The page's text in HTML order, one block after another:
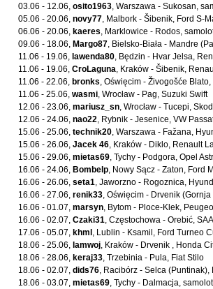
03.06 - 12.06,osito1963 , Warszawa - Sukosan,
05.06 - 20.06,novy77 , Malbork - Šibenik, Ford S-
06.06 - 20.06,kaeres , Marklowice - Rodos,
09.06 - 18.06,Margo87 , Bielsko-Biała - Mandre
11.06 - 19.06,lawenda80 , Będzin - Hvar Jelsa,
11.06 - 19.06,CroLaguna , Kraków - Šibenik,
11.06 - 22.06,bronks , Oświęcim - Živogošće
11.06 - 25.06,wasmi , Wrocław - Pag, Suzuki Swift
12.06 - 23.06,mariusz_sn , Wrocław - Tucepi,
12.06 - 24.06,nao22 , Rybnik - Jesenice, VW
15.06 - 25.06,technik20 , Warszawa - Fažana,
15.06 - 26.06,Jacek 46 , Kraków - Diklo, Renault
15.06 - 29.06,mietas69 , Tychy - Podgora, Opel
16.06 - 24.06,Bombelp , Nowy Sącz - Zaton, Ford
16.06 - 26.06,seta1 , Jaworzno - Rogoznica,
16.06 - 27.06,renik33 , Oświęcim - Drvenik
16.06 - 01.07,marsyn , Bytom - Ploce-Klek,
16.06 - 02.07,Czaki31 , Częstochowa - Orebić,
17.06 - 05.07,khml , Lublin - Ksamil, Ford Turneo
18.06 - 25.06,lamwoj , Kraków - Drvenik , Honda
18.06 - 28.06,keraj33 , Trzebinia - Pula, Fiat Stilo
18.06 - 02.07,dids76 , Racibórz - Selca
18.06 - 03.07,mietas69 , Tychy - Dalmacja, samolot